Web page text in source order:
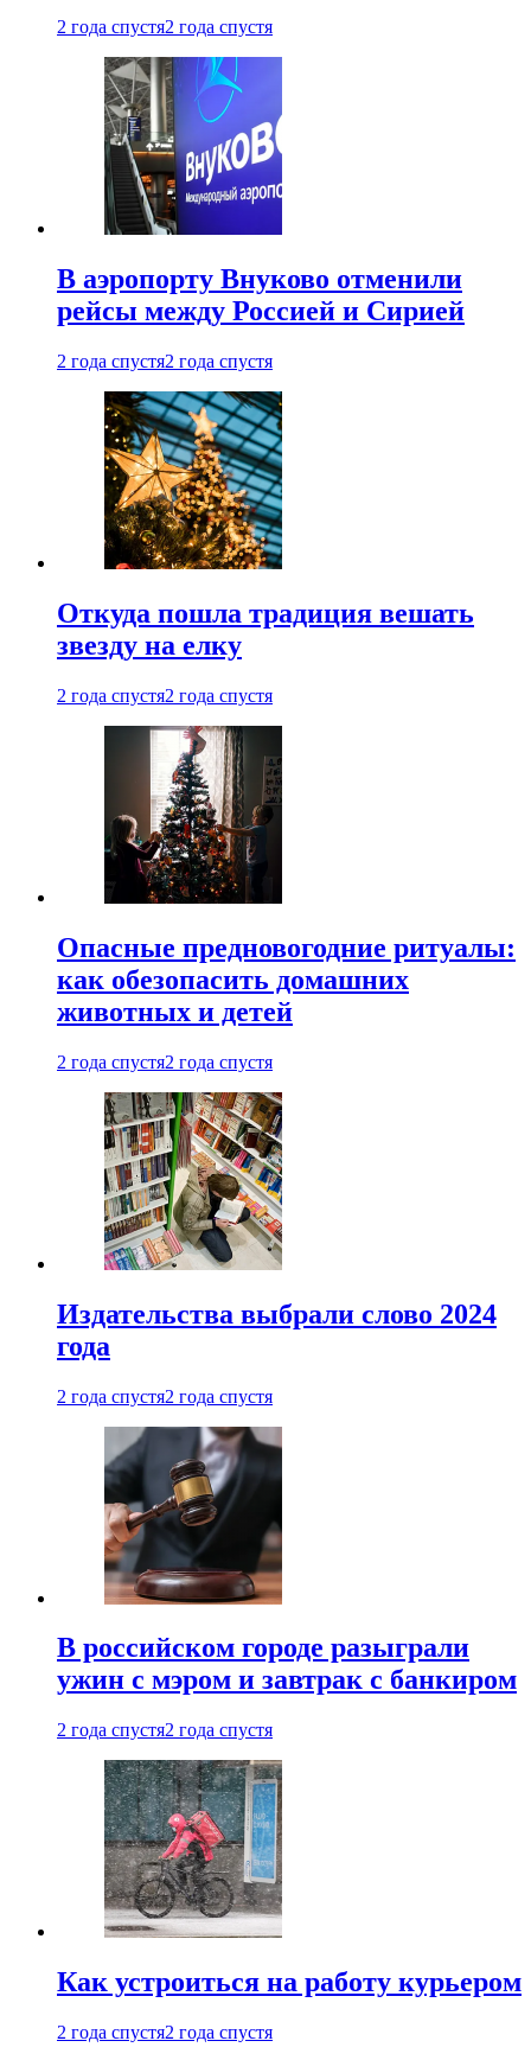
2 года спустя2 года спустя
В аэропорту Внуково отменили
рейсы между Россией и Сирией
2 года спустя2 года спустя
Откуда пошла традиция вешать
звезду на елку
2 года спустя2 года спустя
Опасные предновогодние ритуалы:
как обезопасить домашних
животных и детей
2 года спустя2 года спустя
Издательства выбрали слово 2024
года
2 года спустя2 года спустя
В российском городе разыграли
ужин с мэром и завтрак с банкиром
2 года спустя2 года спустя
Как устроиться на работу курьером
2 года спустя2 года спустя